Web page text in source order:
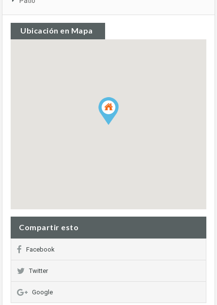
Ubicación en Mapa
Compartir esto
Facebook
Twitter
Google